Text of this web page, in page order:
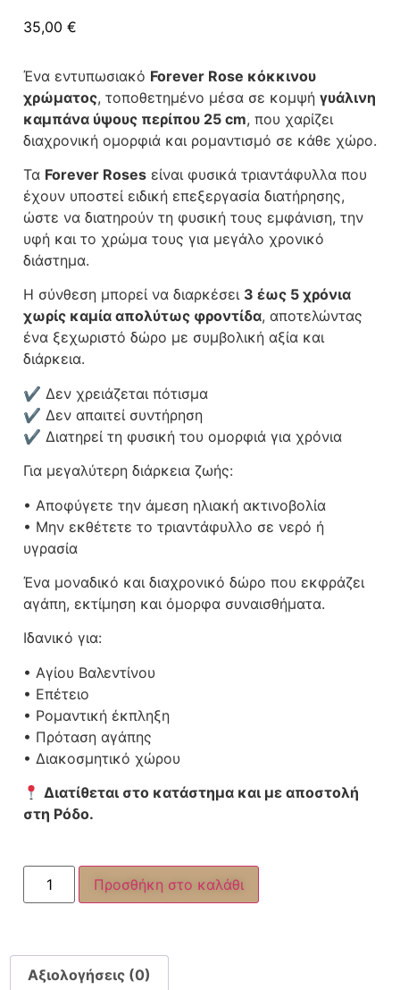
35,00 €
Ένα εντυπωσιακό Forever Rose κόκκινου
χρώματος, τοποθετημένο μέσα σε κομψή γυάλινη
καμπάνα ύψους περίπου 25 cm, που χαρίζει
διαχρονική ομορφιά και ρομαντισμό σε κάθε χώρο.
Τα Forever Roses είναι φυσικά τριαντάφυλλα που
έχουν υποστεί ειδική επεξεργασία διατήρησης,
ώστε να διατηρούν τη φυσική τους εμφάνιση, την
υφή και το χρώμα τους για μεγάλο χρονικό
διάστημα.
Η σύνθεση μπορεί να διαρκέσει 3 έως 5 χρόνια
χωρίς καμία απολύτως φροντίδα, αποτελώντας
ένα ξεχωριστό δώρο με συμβολική αξία και
διάρκεια.
✔ Δεν χρειάζεται πότισμα
✔ Δεν απαιτεί συντήρηση
✔ Διατηρεί τη φυσική του ομορφιά για χρόνια
Για μεγαλύτερη διάρκεια ζωής:
• Αποφύγετε την άμεση ηλιακή ακτινοβολία
• Μην εκθέτετε το τριαντάφυλλο σε νερό ή
υγρασία
Ένα μοναδικό και διαχρονικό δώρο που εκφράζει
αγάπη, εκτίμηση και όμορφα συναισθήματα.
Ιδανικό για:
• Αγίου Βαλεντίνου
• Επέτειο
• Ρομαντική έκπληξη
• Πρόταση αγάπης
• Διακοσμητικό χώρου
Διατίθεται στο κατάστημα και με αποστολή
στη Ρόδο.
Προσθήκη στο καλάθι
Αξιολογήσεις (0)